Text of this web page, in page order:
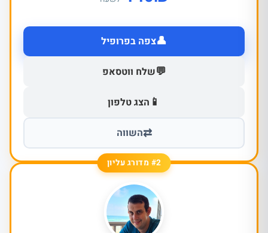
👤צפה בפרופיל
💬שלח ווטסאפ
📱 הצג טלפון
⇄השווה
#2 מדורג עליון